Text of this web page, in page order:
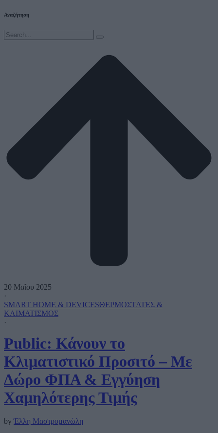
Αναζήτηση
20 Μαΐου 2025
·
SMART HOME & DEVICESΘΕΡΜΟΣΤΑΤΕΣ &
ΚΛΙΜΑΤΙΣΜΟΣ
·
Public: Κάνουν το
Κλιματιστικό Προσιτό – Με
Δώρο ΦΠΑ & Εγγύηση
Χαμηλότερης Τιμής
byΈλλη Μαστρομανώλη